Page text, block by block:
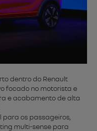
dentro do Renault
focado no motorista e
e acabamento de alta
os passageiros,
multi-sense para